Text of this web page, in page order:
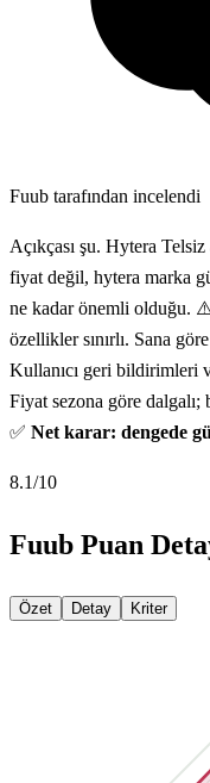
Fuub tarafından incelendi
Açıkçası şu. Hytera
fiyat değil, hytera marka
ne kadar önemli olduğu.
özellikler sınırlı. Sana
Kullanıcı geri bildirimleri
Fiyat sezona göre
✅ Net karar: dengede
8.1/10
Fuub Puan
Özet Detay Kriter